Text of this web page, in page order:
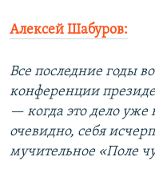
Алексей Шабуров:
Все последние годы
конференции
— когда это дело
очевидно, себя
мучительное «Поле